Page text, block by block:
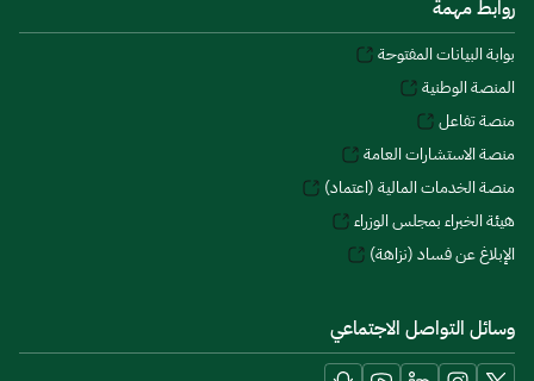
روابط مهمة
بوابة البيانات المفتوحة
المنصة الوطنية
منصة تفاعل
منصة الاستشارات العامة
منصة الخدمات المالية (اعتماد)
هيئة الخبراء بمجلس الوزراء
الإبلاغ عن فساد (نزاهة)
وسائل التواصل الاجتماعي